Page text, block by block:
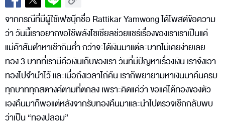
จากกรณีที่มีผู้ใช้เฟซบุ๊กชื่อ Rattikar Yamwong ได้โพสต์ข้อความ
ว่า วันนี้เราอยากขอใช้พลังโซเชียลช่วยแชร์เรื่องของเราเราเป็นแค่
แม่ค้าส้มตำหาเช้ากินค่ำ กว่าจะได้เงินมาแต่ละบาทไม่เคยง่ายเลย
ทอง 3 บาทที่เรามีคือเงินเก็บของเรา วันที่มีปัญหาเรื่องเงิน เราจึงเอา
ทองไปจำนำไว้ และเมื่อถึงเวลาไถ่คืน เราก็พยายามหาเงินมาคืนครบ
ทุกบาททุกสตางค์ตามที่ตกลง เพราะคิดแค่ว่า ขอแค่ได้ทองของตัว
เองคืนมาก็พอแต่หลังจากรับทองคืนมาและนำไปตรวจเช็กกลับพบ
ว่าเป็น “ทองปลอม”